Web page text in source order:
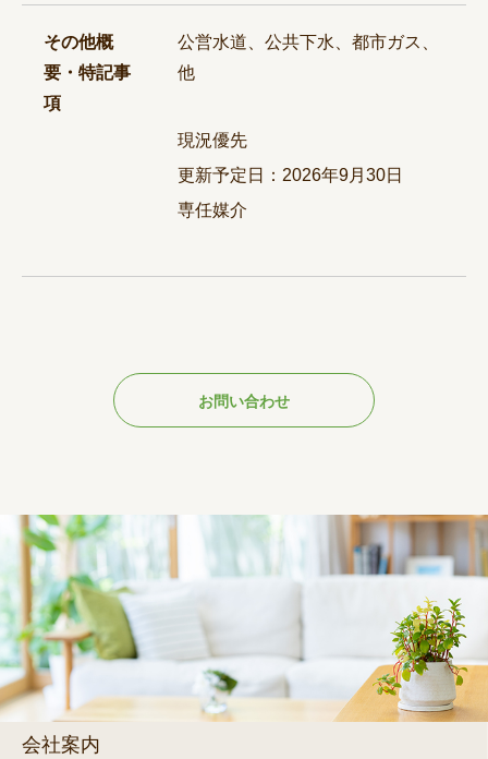
その他概
要・特記事
項
公営水道、公共下水、都市ガス、
他
現況優先
更新予定日：2026年9月30日
専任媒介
お問い合わせ
会社案内